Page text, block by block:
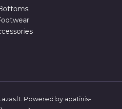
Powered by apatinis-